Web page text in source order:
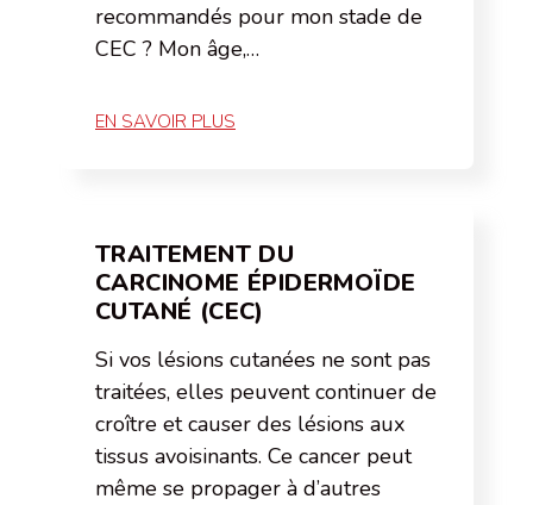
recommandés pour mon stade de
CEC ? Mon âge,…
EN SAVOIR PLUS
TRAITEMENT DU
CARCINOME ÉPIDERMOÏDE
CUTANÉ (CEC)
Si vos lésions cutanées ne sont pas
traitées, elles peuvent continuer de
croître et causer des lésions aux
tissus avoisinants. Ce cancer peut
même se propager à d’autres